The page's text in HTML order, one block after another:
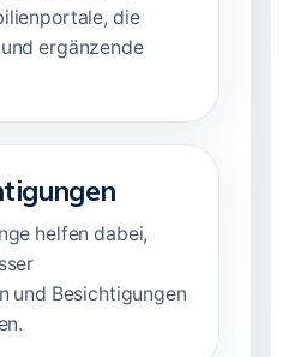
die
ergänzende
helfen dabei,
und Besichtigungen